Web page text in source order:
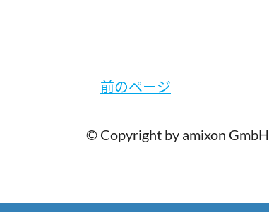
前のページ
© Copyright by amixon GmbH